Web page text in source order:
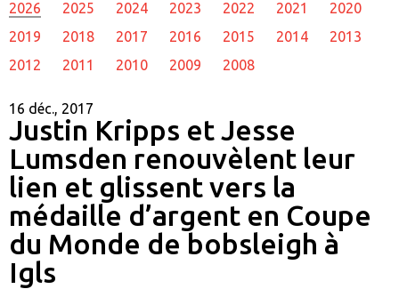
2026 2025 2024 2023 2022 2021
2020
2019
2018 2017 2016 2015 2014
2013
2012
2011 2010 2009 2008
16 déc., 2017
Justin Kripps et Jesse
Lumsden renouvèlent leur
lien et glissent vers la
médaille d’argent en Coupe
du Monde de bobsleigh à
Igls